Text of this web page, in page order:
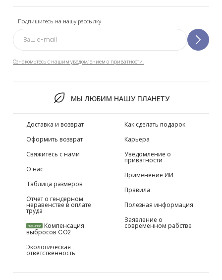
Подпишитесь на нашу рассылку
Ознакомьтесь с нашим уведомлением о приватности.
МЫ ЛЮБИМ НАШУ ПЛАНЕТУ
Доставка и возврат
Оформить возврат
Свяжитесь с нами
О нас
Таблица размеров
Отчет о гендерном
неравенстве в оплате
труда
НОВИНКИ Компенсация
выбросов CO2
Экологическая
ответственность
Как сделать подарок
Карьера
Уведомление о
приватности
Применение ИИ
Правила
Полезная информация
Заявление о
современном рабстве